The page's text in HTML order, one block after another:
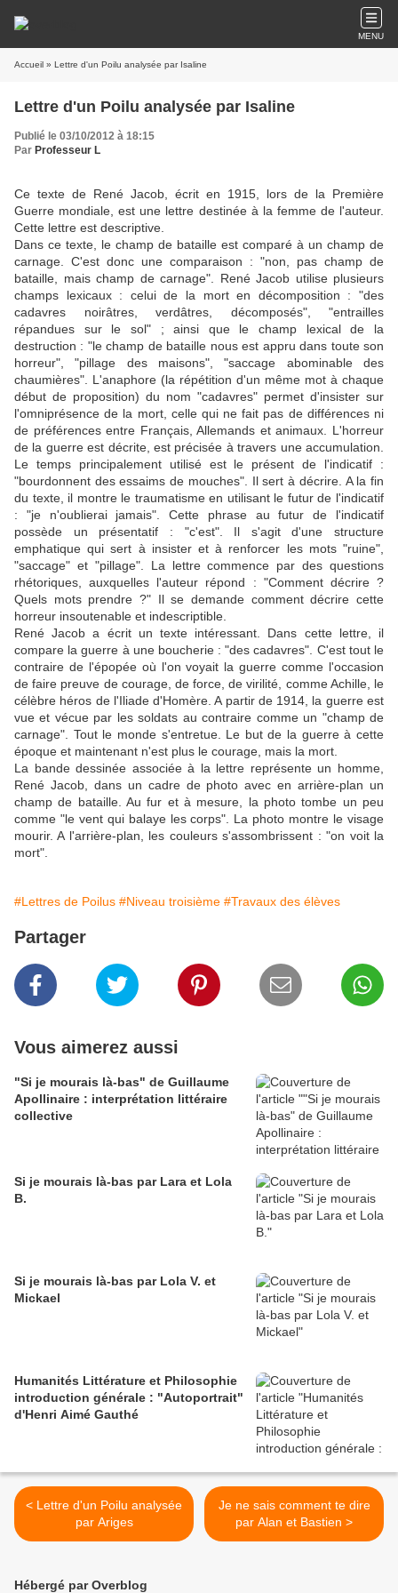
MENU
Accueil » Lettre d'un Poilu analysée par Isaline
Lettre d'un Poilu analysée par Isaline
Publié le 03/10/2012 à 18:15
Par Professeur L
Ce texte de René Jacob, écrit en 1915, lors de la Première
Guerre mondiale, est une lettre destinée à la femme de l'auteur.
Cette lettre est descriptive.
Dans ce texte, le champ de bataille est comparé à un champ de
carnage. C'est donc une comparaison : "non, pas champ de
bataille, mais champ de carnage". René Jacob utilise plusieurs
champs lexicaux : celui de la mort en décomposition : "des
cadavres noirâtres, verdâtres, décomposés", "entrailles
répandues sur le sol" ; ainsi que le champ lexical de la
destruction : "le champ de bataille nous est appru dans toute son
horreur", "pillage des maisons", "saccage abominable des
chaumières". L'anaphore (la répétition d'un même mot à chaque
début de proposition) du nom "cadavres" permet d'insister sur
l'omniprésence de la mort, celle qui ne fait pas de différences ni
de préférences entre Français, Allemands et animaux. L'horreur
de la guerre est décrite, est précisée à travers une accumulation.
Le temps principalement utilisé est le présent de l'indicatif :
"bourdonnent des essaims de mouches". Il sert à décrire. A la fin
du texte, il montre le traumatisme en utilisant le futur de l'indicatif
: "je n'oublierai jamais". Cette phrase au futur de l'indicatif
possède un présentatif : "c'est". Il s'agit d'une structure
emphatique qui sert à insister et à renforcer les mots "ruine",
"saccage" et "pillage". La lettre commence par des questions
rhétoriques, auxquelles l'auteur répond : "Comment décrire ?
Quels mots prendre ?" Il se demande comment décrire cette
horreur insoutenable et indescriptible.
René Jacob a écrit un texte intéressant. Dans cette lettre, il
compare la guerre à une boucherie : "des cadavres". C'est tout le
contraire de l'épopée où l'on voyait la guerre comme l'occasion
de faire preuve de courage, de force, de virilité, comme Achille, le
célèbre héros de l'Iliade d'Homère. A partir de 1914, la guerre est
vue et vécue par les soldats au contraire comme un "champ de
carnage". Tout le monde s'entretue. Le but de la guerre à cette
époque et maintenant n'est plus le courage, mais la mort.
La bande dessinée associée à la lettre représente un homme,
René Jacob, dans un cadre de photo avec en arrière-plan un
champ de bataille. Au fur et à mesure, la photo tombe un peu
comme "le vent qui balaye les corps". La photo montre le visage
mourir. A l'arrière-plan, les couleurs s'assombrissent : "on voit la
mort".
#Lettres de Poilus #Niveau troisième #Travaux des élèves
Partager
Vous aimerez aussi
"Si je mourais là-bas" de Guillaume
Apollinaire : interprétation littéraire
collective
Si je mourais là-bas par Lara et Lola
B.
Si je mourais là-bas par Lola V. et
Mickael
Humanités Littérature et Philosophie
introduction générale : "Autoportrait"
d'Henri Aimé Gauthé
< Lettre d'un Poilu analysée
par Ariges
Je ne sais comment te dire
par Alan et Bastien >
Hébergé par Overblog